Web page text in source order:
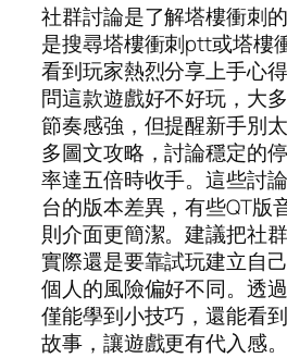
社群討論是了解塔樓衝刺
是搜尋塔樓衝刺ptt或塔樓
看到玩家熱烈分享上手心
問這款遊戲好不好玩，大
節奏感強，但提醒新手別
多圖文攻略，討論穩定的
率達五倍時收手。這些討
台的版本差異，有些QT版
則介面更簡潔。建議把社
實際還是要靠試玩建立自
個人的風險偏好不同。透
僅能學到小技巧，還能看
故事，讓遊戲更有代入感。